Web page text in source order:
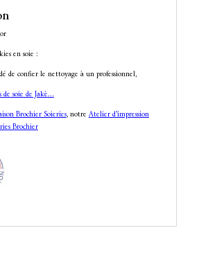
en soie :
de confier le nettoyage à un professionnel,
de soie de Jakè…
Brochier Soieries, notreAtelier d’impression
Brochier